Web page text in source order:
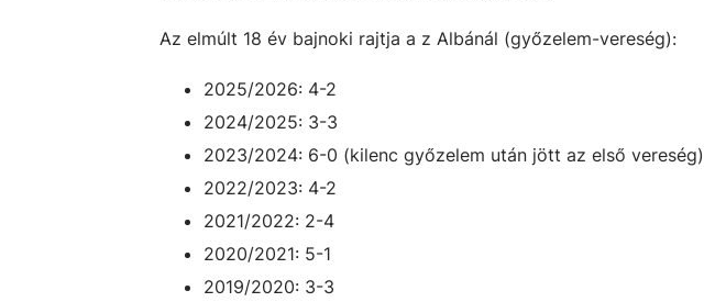
Az elmúlt 18 év bajnoki rajtja a z Albánál (győzelem-vereség):
2025/2026: 4-2
2024/2025: 3-3
2023/2024: 6-0 (kilenc győzelem után jött az első vereség)
2022/2023: 4-2
2021/2022: 2-4
2020/2021: 5-1
2019/2020: 3-3